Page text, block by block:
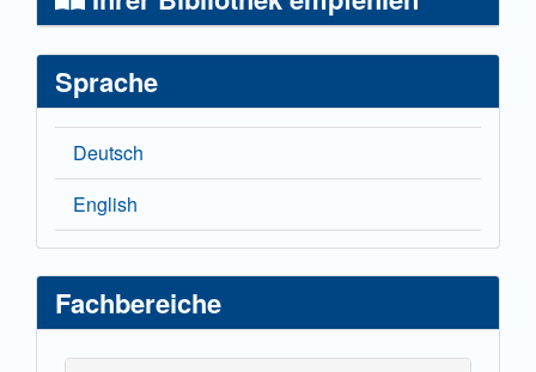
Sprache
Deutsch
English
Fachbereiche